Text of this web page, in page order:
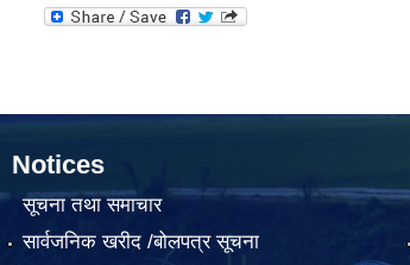
Notices
सूचना तथा समाचार
सार्वजनिक खरीद /बोलपत्र सूचना